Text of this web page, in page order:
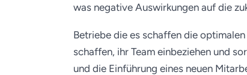
was negative Auswirkungen auf die
Betriebe die es schaffen die
schaffen, ihr Team einbeziehen und
und die Einführung eines neuen